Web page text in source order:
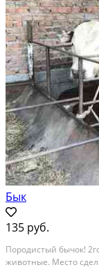
Бык
135 руб.
Породистый бычок!
животные. Место